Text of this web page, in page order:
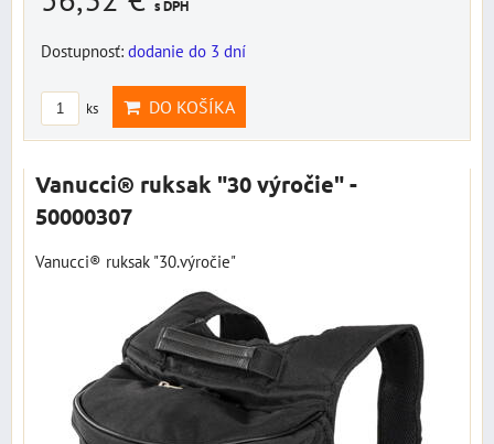
s DPH
Dostupnosť: dodanie do 3 dní
ks DO KOŠÍKA
Vanucci® ruksak "30 výročie" -
50000307
Vanucci® ruksak "30.výročie"